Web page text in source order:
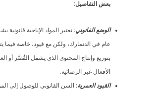
بعض التفاصيل:
الوضع القانوني: تعتبر المواد الإباحية قانونية
عام في الدنمارك، ولكن مع قيود، خاصة فيما
بتوزيع وإنتاج المحتوى الذي يشمل القُصَّر أو
الأفعال غير الرضائية.
القيود العمرية: السن القانوني للوصول إلى